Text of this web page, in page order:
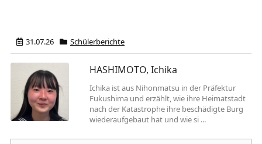
31.07.26 Schülerberichte
HASHIMOTO, Ichika
Ichika ist aus Nihonmatsu in der Präfektur
Fukushima und erzählt, wie ihre Heimatstadt
nach der Katastrophe ihre beschädigte Burg
wiederaufgebaut hat und wie si ...